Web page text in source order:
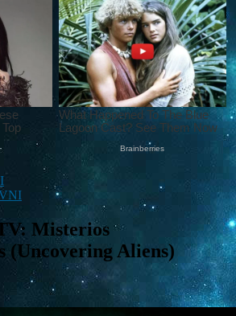
Misterios
(Uncovering Aliens)